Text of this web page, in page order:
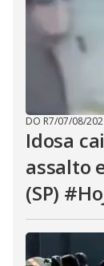
DO R7/07/08/
Idosa
assalto
(SP)